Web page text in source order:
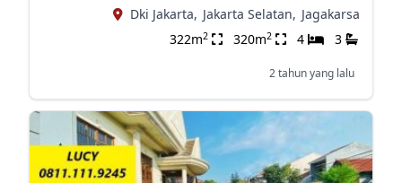
Dki Jakarta, Jakarta Selatan, Jagakarsa
322m2 320m2 4 3
2 tahun yang lalu